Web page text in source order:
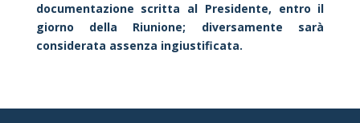
documentazione scritta al Presidente, entro il
giorno della Riunione; diversamente sarà
considerata assenza ingiustificata.